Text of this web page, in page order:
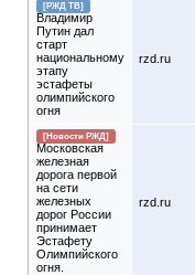
[РЖД ТВ]
Владимир
Путин дал
старт
национальному
этапу
эстафеты
олимпийского
огня
rzd.ru
[Новости РЖД]
Московская
железная
дорога первой
на сети
железных
дорог России
принимает
Эстафету
Олимпийского
огня.
rzd.ru